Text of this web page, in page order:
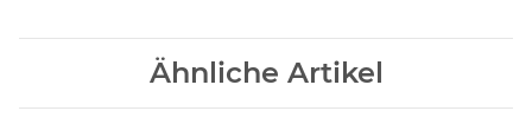
Ähnliche Artikel